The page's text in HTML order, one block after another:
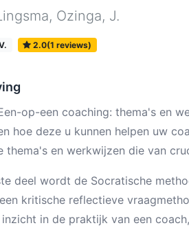
, Ozinga, J.
2.0(1 reviews)
op-een coaching: thema's en
hoe deze u kunnen helpen uw
thema's en werkwijzen die van
deel wordt de Socratische
kritische reflectieve
in de praktijk van een